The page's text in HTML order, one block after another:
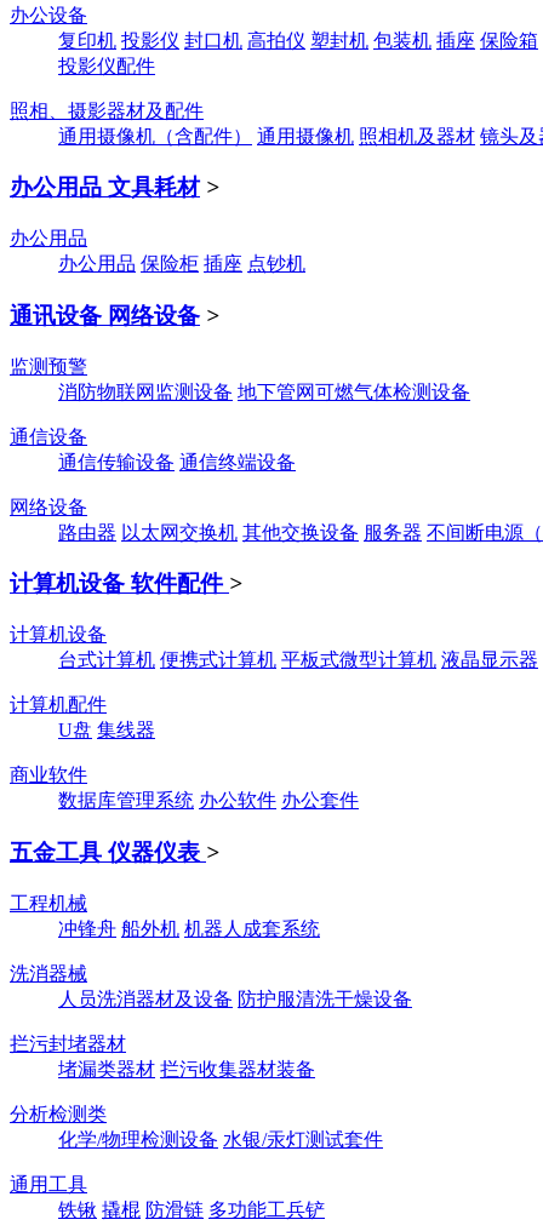
办公设备
复印机 投影仪 封口机 高拍仪 塑封机 包装机 插座 保险箱
投影仪配件
照相、摄影器材及配件
通用摄像机（含配件）
通用摄像机 照相机及器材 镜头及
办公用品 文具耗材 >
办公用品
办公用品 保险柜 插座 点钞机
通讯设备 网络设备 >
监测预警
消防物联网监测设备 地下管网可燃气体检测设备
通信设备
通信传输设备 通信终端设备
网络设备
路由器 以太网交换机 其他交换设备 服务器 不间断电源
计算机设备 软件配件 >
计算机设备
台式计算机 便携式计算机 平板式微型计算机 液晶显示器
计算机配件
U盘 集线器
商业软件
数据库管理系统 办公软件 办公套件
五金工具 仪器仪表 >
工程机械
冲锋舟 船外机 机器人成套系统
洗消器械
人员洗消器材及设备 防护服清洗干燥设备
拦污封堵器材
堵漏类器材 拦污收集器材装备
分析检测类
化学/物理检测设备 水银/汞灯测试套件
通用工具
铁锹 撬棍 防滑链 多功能工兵铲